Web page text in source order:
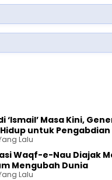
‘Ismail’ Masa Kini,
untuk Pengabdian
Lalu
Waqf-e-Nau Diajak
Mengubah Dunia
Lalu